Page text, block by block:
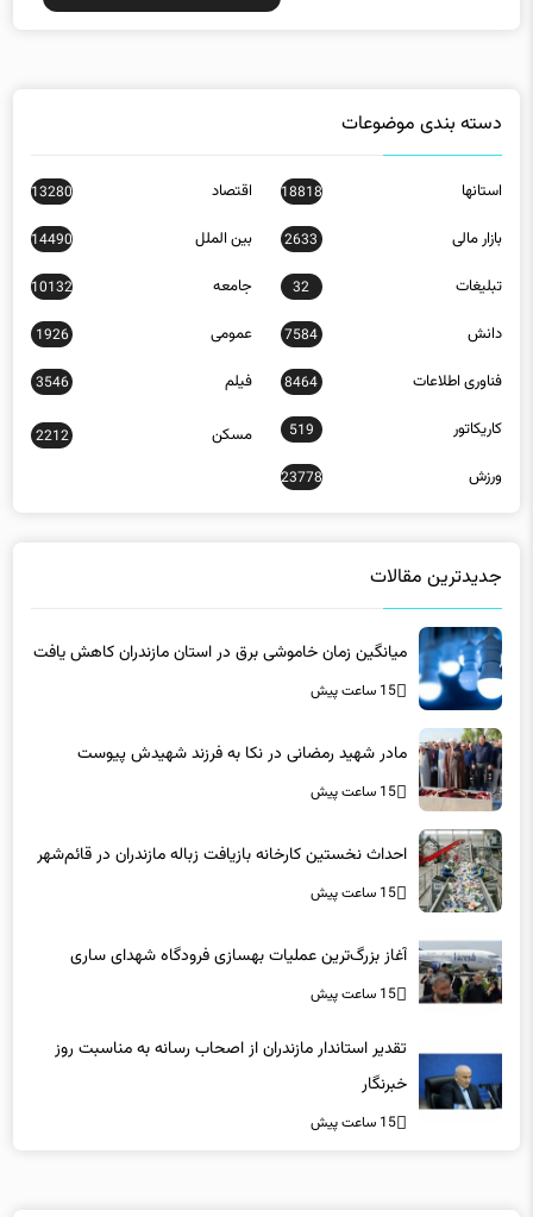
دسته بندی موضوعات
استانها 18818 اقتصاد 13280
بازار مالی 2633 بین الملل 14490
تبلیغات 32 جامعه 10132
دانش 7584 عمومی 1926
فناوری اطلاعات 8464 فیلم 3546
کاریکاتور 519 مسکن 2212
ورزش 23778
جدیدترین مقالات
میانگین زمان خاموشی برق در استان مازندران کاهش یافت
15 ساعت پیش
مادر شهید رمضانی در نکا به فرزند شهیدش پیوست
15 ساعت پیش
احداث نخستین کارخانه بازیافت زباله مازندران در قائم‌شهر
15 ساعت پیش
آغاز بزرگ‌ترین عملیات بهسازی فرودگاه شهدای ساری
15 ساعت پیش
تقدیر استاندار مازندران از اصحاب رسانه به مناسبت روز
خبرنگار
15 ساعت پیش